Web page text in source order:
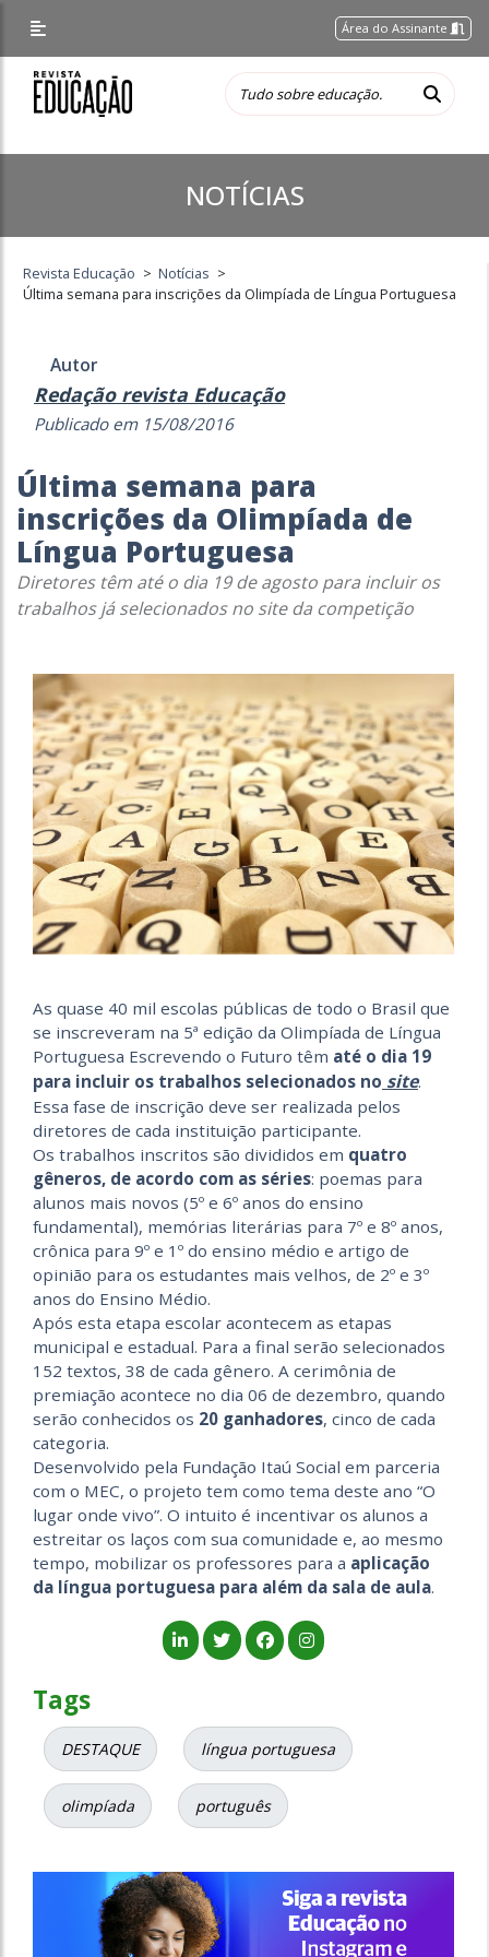
Área do Assinante
NOTÍCIAS
Revista Educação > Notícias >
Última semana para inscrições da Olimpíada de Língua Portuguesa
Autor
Redação revista Educação
Publicado em 15/08/2016
Última semana para
inscrições da Olimpíada de
Língua Portuguesa
Diretores têm até o dia 19 de agosto para incluir os
trabalhos já selecionados no site da competição
As quase 40 mil escolas públicas de todo o Brasil que
se inscreveram na 5ª edição da Olimpíada de Língua
Portuguesa Escrevendo o Futuro têm até o dia 19
para incluir os trabalhos selecionados no site.
Essa fase de inscrição deve ser realizada pelos
diretores de cada instituição participante.
Os trabalhos inscritos são divididos em quatro
gêneros, de acordo com as séries: poemas para
alunos mais novos (5º e 6º anos do ensino
fundamental), memórias literárias para 7º e 8º anos,
crônica para 9º e 1º do ensino médio e artigo de
opinião para os estudantes mais velhos, de 2º e 3º
anos do Ensino Médio.
Após esta etapa escolar acontecem as etapas
municipal e estadual. Para a final serão selecionados
152 textos, 38 de cada gênero. A cerimônia de
premiação acontece no dia 06 de dezembro, quando
serão conhecidos os 20 ganhadores, cinco de cada
categoria.
Desenvolvido pela Fundação Itaú Social em parceria
com o MEC, o projeto tem como tema deste ano “O
lugar onde vivo”. O intuito é incentivar os alunos a
estreitar os laços com sua comunidade e, ao mesmo
tempo, mobilizar os professores para a aplicação
da língua portuguesa para além da sala de aula.
Tags
DESTAQUE língua portuguesa
olimpíada português